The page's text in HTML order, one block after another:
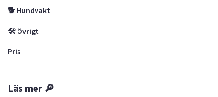
🐕 Hundvakt
🛠 Övrigt
Pris
Läs mer 🔎